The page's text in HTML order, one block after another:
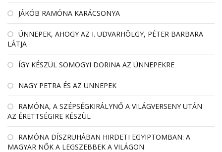
JÁKÓB RAMÓNA KARÁCSONYA
ÜNNEPEK, AHOGY AZ I. UDVARHÖLGY, PÉTER BARBARA
LÁTJA
ÍGY KÉSZÜL SOMOGYI DORINA AZ ÜNNEPEKRE
NAGY PETRA ÉS AZ ÜNNEPEK
RAMÓNA, A SZÉPSÉGKIRÁLYNŐ A VILÁGVERSENY UTÁN
AZ ÉRETTSÉGIRE KÉSZÜL
RAMÓNA DÍSZRUHÁBAN HIRDETI EGYIPTOMBAN: A
MAGYAR NŐK A LEGSZEBBEK A VILÁGON